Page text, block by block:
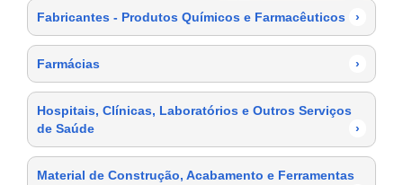
Fabricantes - Produtos Químicos e Farmacêuticos ›
Farmácias ›
Hospitais, Clínicas, Laboratórios e Outros Serviços
de Saúde
›
Material de Construção, Acabamento e Ferramentas